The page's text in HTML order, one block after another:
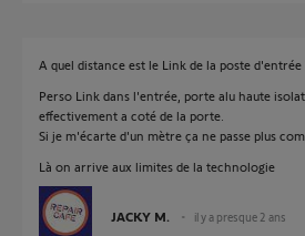
A quel distance est le Link de la poste d'entrée
Perso Link dans l'entrée, porte alu haute
effectivement a coté de la porte.
Si je m'écarte d'un mètre ça ne passe plus
Là on arrive aux limites de la technologie
JACKY M. il y a presque 2 ans